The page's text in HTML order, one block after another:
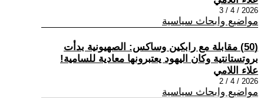
2026 / 4 / 3
مواضيع وابحاث سياسية
(50) مقابلة مع رابكين وساكس: الصهيونية بدأت
بروتستانتية وكان اليهود يعتبرونها معادية للسامية!
علاء اللامي
2026 / 4 / 2
مواضيع وابحاث سياسية